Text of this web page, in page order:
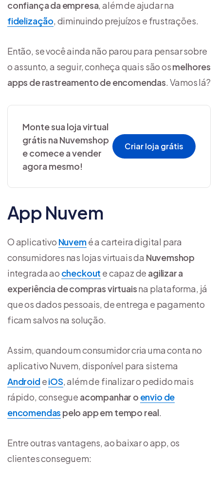
confiança da empresa, além de ajudar na
fidelização, diminuindo prejuízos e frustrações.
Então, se você ainda não parou para pensar sobre
o assunto, a seguir, conheça quais são osmelhores
apps de rastreamento de encomendas. Vamos lá?
Monte sua loja virtual
grátis na Nuvemshop
e comece a vender
agora mesmo!
Criar loja grátis
App Nuvem
O aplicativo Nuvemé a carteira digital para
consumidores nas lojas virtuais da Nuvemshop
integrada ao checkout e capaz de agilizar a
experiência de compras virtuaisna plataforma, já
que os dados pessoais, de entrega e pagamento
ficam salvos na solução.
Assim, quando um consumidor cria uma conta no
aplicativo Nuvem, disponível para sistema
AndroideiOS, além de finalizar o pedido mais
rápido, consegue acompanhar o envio de
encomendas pelo app em tempo real.
Entre outras vantagens, ao baixar o app, os
clientes conseguem: